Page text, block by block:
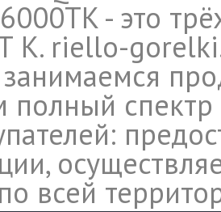
- это
K. riello-
полный
всей